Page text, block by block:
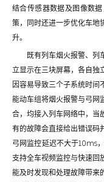
结合传感器数据及图像数
策，同时还进一步优化车地
升。
既有列车烟火报警、列
立显示在三块屏幕，各自独
因容易导致三个子系统时间
能动车组将烟火报警与弓网
合，均接入列车网络中，当
有的故障会直接给出错误码
弓网监控延迟不大于10ms
支持全车视频监控与快速回
能及时发现和处理故障带来